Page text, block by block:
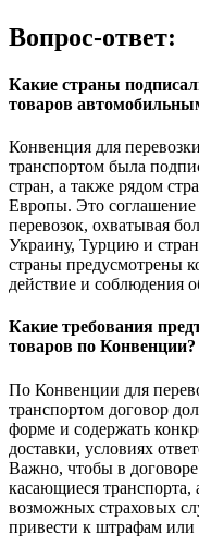
Вопрос-ответ:
Какие страны
товаров
Конвенция для
транспортом была
стран, а также рядом
Европы. Это соглашение
перевозок, охватывая
Украину, Турцию и
страны предусмотрены
действие и соблюдения
Какие требования
товаров по Конвенции?
По Конвенции для
транспортом договор
форме и содержать
доставки, условиях
Важно, чтобы в
касающиеся транспорта,
возможных страховых
привести к штрафам или